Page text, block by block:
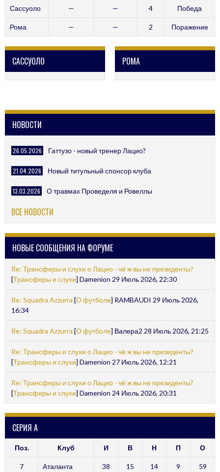
Сассуоло — — 4 Победа
Рома — — 2 Поражение
САССУОЛО РОМА
НОВОСТИ
26.05.2026 Гаттузо - новый тренер Лацио?
21.04.2026 Новый титульный спонсор клуба
13.03.2026 О травмах Проведеля и Ровеллы
ВСЕ НОВОСТИ
НОВЫЕ СООБЩЕНИЯ НА ФОРУМЕ
Re: Трансферы и слухи о Лацио - чё ж вы не президенты?
[Трансферы и слухи] Damenion 29 Июль 2026, 22:30
Re: Squadra Azzurra [О футболе] RAMBAUDI 29 Июль 2026,
16:34
Re: Squadra Azzurra [О футболе] Валера2 28 Июль 2026, 21:25
Re: Трансферы и слухи о Лацио - чё ж вы не президенты?
[Трансферы и слухи] Damenion 27 Июль 2026, 12:21
Re: Трансферы и слухи о Лацио - чё ж вы не президенты?
[Трансферы и слухи] Damenion 24 Июль 2026, 20:31
СЕРИЯ А
Поз. Клуб И В Н П О
7 Аталанта 38 15 14 9 59